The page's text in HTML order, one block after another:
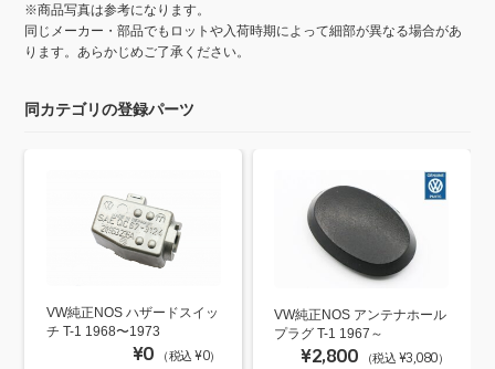
※商品写真は参考になります。
同じメーカー・部品でもロットや入荷時期によって細部が異なる場合があ
ります。あらかじめご了承ください。
同カテゴリの登録パーツ
VW純正NOS ハザードスイッ
チ T-1 1968〜1973
¥0 （税込 ¥0）
VW純正NOS アンテナホール
プラグ T-1 1967～
¥2,800 （税込 ¥3,080）